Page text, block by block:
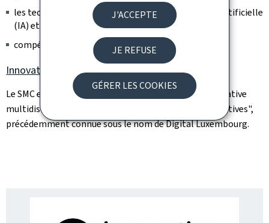
J'ACCEPTE
JE REFUSE
GÉRER LES COOKIES
les technologies émergentes (dont l'Intelligence Artificielle
(IA) et les blockchains)
compétences numériques (Digital Skills)
Innovative Initiatives (Digital Luxembourg)
Le SMC est l’entité en charge du déploiement de l’initiative
multidisciplinaire gouvernementale "Innovative Initiatives",
précédemment connue sous le nom de Digital Luxembourg.